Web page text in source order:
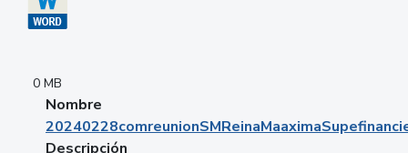
0 MB
Nombre
Descripción